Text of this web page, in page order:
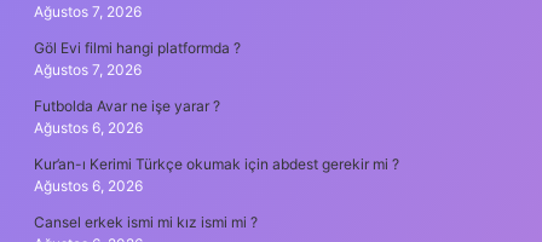
Ağustos 7, 2026
Göl Evi filmi hangi platformda ?
Ağustos 7, 2026
Futbolda Avar ne işe yarar ?
Ağustos 6, 2026
Kur’an-ı Kerimi Türkçe okumak için abdest gerekir mi ?
Ağustos 6, 2026
Cansel erkek ismi mi kız ismi mi ?